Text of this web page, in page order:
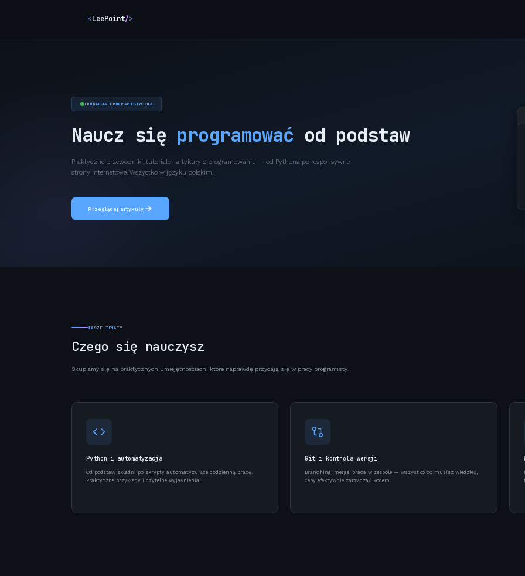
content
<LeePoint/>
EDUKACJA PROGRAMISTYCZNA
Naucz się programować od podstaw
Praktyczne przewodniki, tutoriale i artykuły o programowaniu — od Pythona po responsywne
strony internetowe. Wszystko w języku polskim.
Przeglądaj artykuły
NASZE TEMATY
Czego się nauczysz
Skupiamy się na praktycznych umiejętnościach, które naprawdę przydają się w pracy programisty.
Python i automatyzacja
Od podstaw składni po skrypty automatyzujące codzienną pracę.
Praktyczne przykłady i czytelne wyjaśnienia.
Git i kontrola wersji
Branching, merge, praca w zespole — wszystko co musisz wiedzieć,
żeby efektywnie zarządzać kodem.